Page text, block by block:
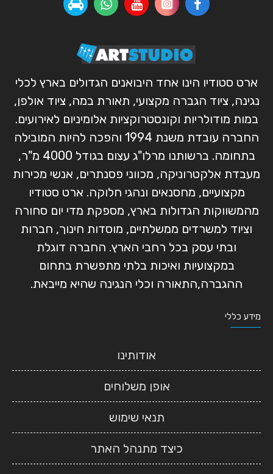
ארט סטודיו הינו אחד היבואנים הגדולים בארץ לכלי
נגינה, ציוד הגברה מקצועי, תאורת במה, ציוד אולפן,
במות מודולריות וקונסטרוקציות אלומיניום לאירועים.
החברה עובדת משנת 1994 והפכה להיות המובילה
בתחומה. ברשותנו מרלו"ג עצום בגודל 4000 מ"ר,
מעבדת אלקטרוניקה, מכווני פסנתרים, אנשי מכירות
מקצועיים, מחסנאים ונהגי חלוקה. ארט סטודיו
מהמשווקות הגדולות בארץ, מספקת מדי יום סחורה
וציוד למשרדים ממשלתיים, מוסדות חינוך, חברות
ובתי עסק בכל רחבי הארץ. החברה דוגלת
במקצועיות ואיכות בלתי מתפשרת בתחום
ההגברה,התאורה וכלי הנגינה שהיא מייבאת.
מידע כללי
אודותינו
אופן משלוחים
תנאי שימוש
כיצד מתנהל האתר